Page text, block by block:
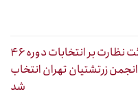
هیئت نظارت بر انتخابات دوره ۴۶
انجمن زرتشتیان تهران انتخاب
شد